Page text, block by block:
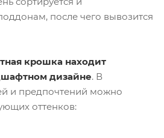
после чего вывозится
крошка находит
дизайне. В
и предпочтений можно
оттенков: